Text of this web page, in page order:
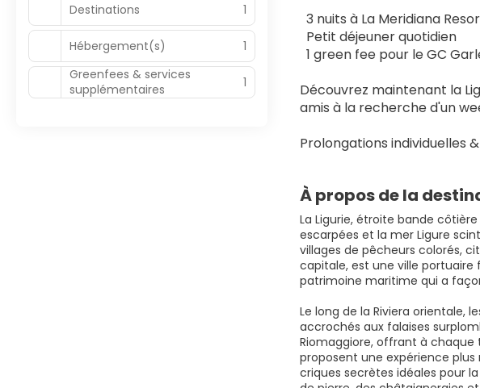
3 nuits à La Meridiana
Petit déjeuner quotidien
1 green fee pour le GC
Découvrez maintenant la
amis à la recherche d'un
Prolongations individuelles
À propos de la
La Ligurie, étroite bande
escarpées et la mer Ligure
villages de pêcheurs colorés,
capitale, est une ville
patrimoine maritime qui a
Le long de la Riviera orientale,
accrochés aux falaises
Riomaggiore, offrant à chaque
proposent une expérience
criques secrètes idéales pour
Destinations
1
Hébergement(s)
1
Greenfees & services
supplémentaires
1